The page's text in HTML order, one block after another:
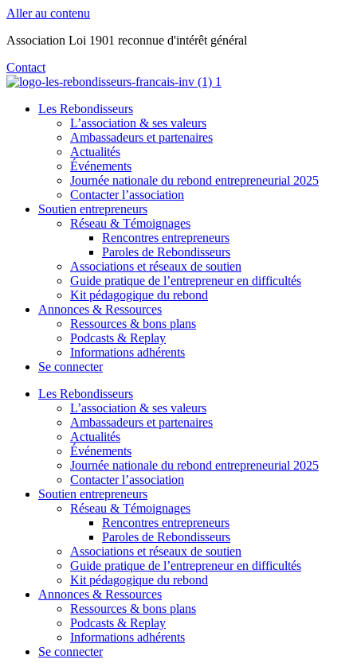
Aller au contenu
Association Loi 1901 reconnue d'intérêt général
Contact
Les Rebondisseurs
L’association & ses valeurs
Ambassadeurs et partenaires
Actualités
Événements
Journée nationale du rebond entrepreneurial 2025
Contacter l’association
Soutien entrepreneurs
Réseau & Témoignages
Rencontres entrepreneurs
Paroles de Rebondisseurs
Associations et réseaux de soutien
Guide pratique de l’entrepreneur en difficultés
Kit pédagogique du rebond
Annonces & Ressources
Ressources & bons plans
Podcasts & Replay
Informations adhérents
Se connecter
Les Rebondisseurs
L’association & ses valeurs
Ambassadeurs et partenaires
Actualités
Événements
Journée nationale du rebond entrepreneurial 2025
Contacter l’association
Soutien entrepreneurs
Réseau & Témoignages
Rencontres entrepreneurs
Paroles de Rebondisseurs
Associations et réseaux de soutien
Guide pratique de l’entrepreneur en difficultés
Kit pédagogique du rebond
Annonces & Ressources
Ressources & bons plans
Podcasts & Replay
Informations adhérents
Se connecter